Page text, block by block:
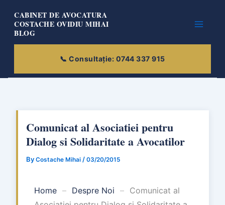
content
CABINET DE AVOCATURA
COSTACHE OVIDIU MIHAI
BLOG
Comunicat al Asociatiei pentru
Dialog si Solidaritate a Avocatilor
By Costache Mihai / 03/20/2015
Home – Despre Noi – Comunicat al